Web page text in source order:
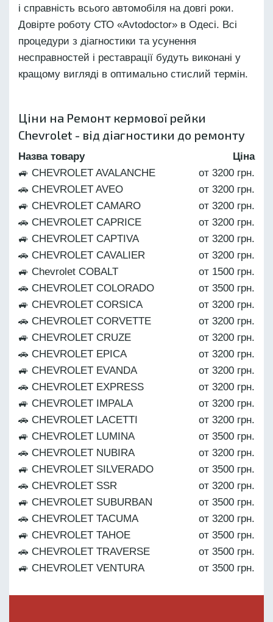
і справність всього автомобіля на довгі роки.
Довірте роботу СТО «Avtodoctor» в Одесі. Всі
процедури з діагностики та усунення
несправностей і реставрації будуть виконані у
кращому вигляді в оптимально стислий термін.
Ціни на Ремонт кермової рейки
Chevrolet - від діагностики до ремонту
Назва товару
Ціна
🚙 CHEVROLET AVALANCHE
от 3200 грн.
🚗 CHEVROLET AVEO
от 3200 грн.
🚙 CHEVROLET CAMARO
от 3200 грн.
🚗 CHEVROLET CAPRICE
от 3200 грн.
🚙 CHEVROLET CAPTIVA
от 3200 грн.
🚗 CHEVROLET CAVALIER
от 3200 грн.
🚙 Chevrolet COBALT
от 1500 грн.
🚗 CHEVROLET COLORADO
от 3500 грн.
🚙 CHEVROLET CORSICA
от 3200 грн.
🚗 CHEVROLET CORVETTE
от 3200 грн.
🚙 CHEVROLET CRUZE
от 3200 грн.
🚗 CHEVROLET EPICA
от 3200 грн.
🚙 CHEVROLET EVANDA
от 3200 грн.
🚗 CHEVROLET EXPRESS
от 3200 грн.
🚙 CHEVROLET IMPALA
от 3200 грн.
🚗 CHEVROLET LACETTI
от 3200 грн.
🚙 CHEVROLET LUMINA
от 3500 грн.
🚗 CHEVROLET NUBIRA
от 3200 грн.
🚙 CHEVROLET SILVERADO
от 3500 грн.
🚗 CHEVROLET SSR
от 3200 грн.
🚙 CHEVROLET SUBURBAN
от 3500 грн.
🚗 CHEVROLET TACUMA
от 3200 грн.
🚙 CHEVROLET TAHOE
от 3500 грн.
🚗 CHEVROLET TRAVERSE
от 3500 грн.
🚙 CHEVROLET VENTURA
от 3500 грн.